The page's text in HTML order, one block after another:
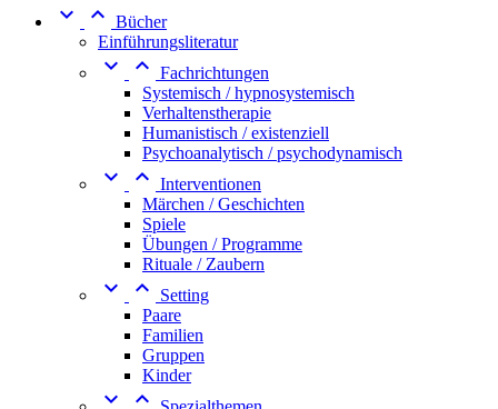
  Bücher
Einführungsliteratur
  Fachrichtungen
Systemisch / hypnosystemisch
Verhaltenstherapie
Humanistisch / existenziell
Psychoanalytisch / psychodynamisch
  Interventionen
Märchen / Geschichten
Spiele
Übungen / Programme
Rituale / Zaubern
 
Setting
Paare
Familien
Gruppen
Kinder
 